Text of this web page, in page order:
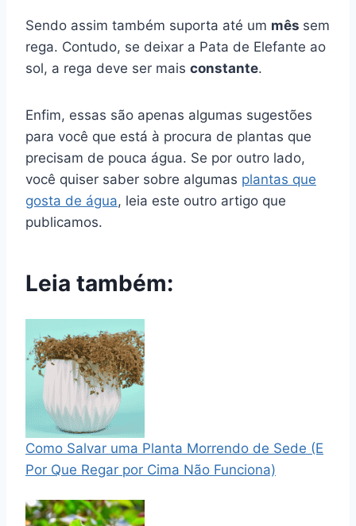
Sendo assim também suporta até um mês sem
rega. Contudo, se deixar a Pata de Elefante ao
sol, a rega deve ser mais constante.
Enfim, essas são apenas algumas sugestões
para você que está à procura de plantas que
precisam de pouca água. Se por outro lado,
você quiser saber sobre algumas plantas que
gosta de água, leia este outro artigo que
publicamos.
Leia também:
Como Salvar uma Planta Morrendo de Sede (E
Por Que Regar por Cima Não Funciona)